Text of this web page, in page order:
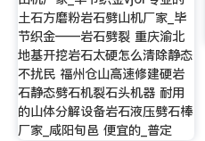
土石方磨粉岩石劈山机厂家_毕
节织金——岩石劈裂 重庆渝北
地基开挖岩石太硬怎么清除静态
不扰民 福州仓山高速修建硬岩
石静态劈石机裂石头机器 耐用
的山体分解设备岩石液压劈石棒
厂家_咸阳旬邑 便宜的_普定